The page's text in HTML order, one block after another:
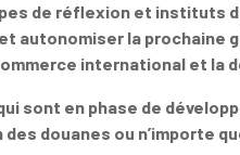
de réflexion et instituts
autonomiser la prochaine
international et la
sont en phase de
douanes ou n’importe